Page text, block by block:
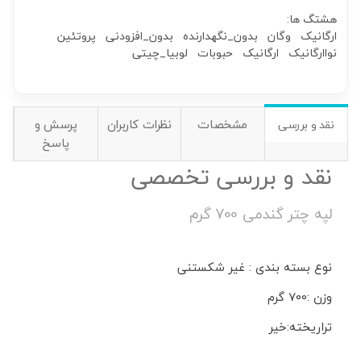
هشتگ ها:
ارگانیک وگان بدون_نگهدارنده بدون_افزودنی پروتئین
نواارگانیک ارگانیک حبوبات لوبیا_چیتی
نقد و بررسی مشخصات نظرات کاربران
پرسش و
پاسخ
نقد و بررسی تخصصی
لپه چتر گندمی 700 گرم
نوع بسته بندی : غیر شکستنی
وزن :700 گرم
تراریخته:خیر